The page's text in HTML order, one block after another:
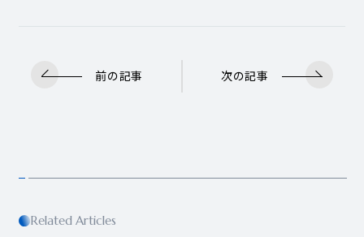
前の記事 次の記事
Related Articles